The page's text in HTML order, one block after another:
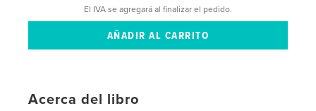
El IVA se agregará al finalizar el pedido.
Acerca del libro